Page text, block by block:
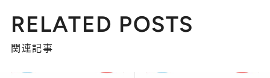
RELATED POSTS
関連記事